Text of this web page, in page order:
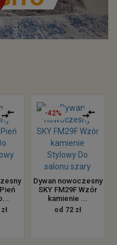
-42%
Dywan nowoczesny
SKY FM29F Wzór
kamienie ...
od 72 zł